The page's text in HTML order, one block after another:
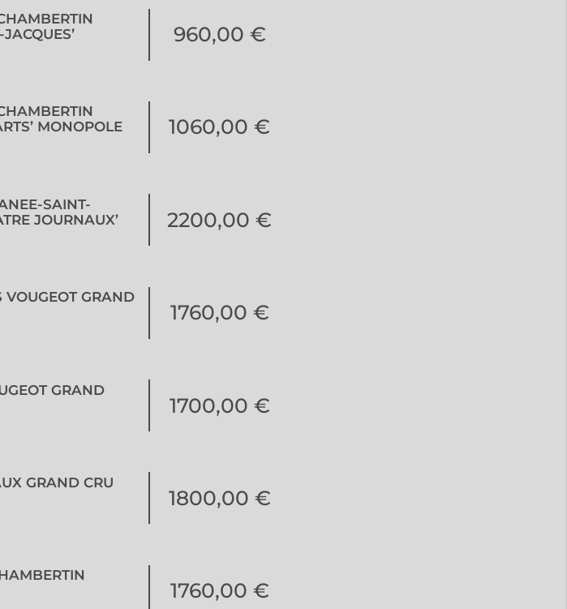
960,00 €
MONOPOLE
1060,00 €
SAINT-
JOURNAUX’
2200,00 €
VOUGEOT GRAND
1760,00 €
GRAND
1700,00 €
GRAND CRU
1800,00 €
1760,00 €